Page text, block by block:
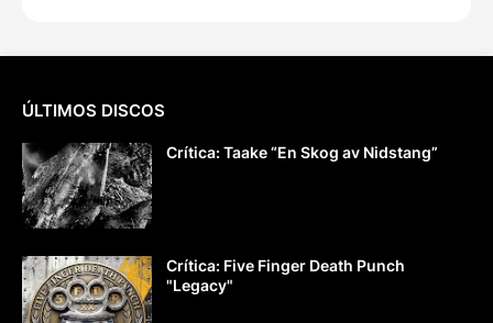
ÚLTIMOS DISCOS
Crítica: Taake “En Skog av Nidstang”
Crítica: Five Finger Death Punch
"Legacy"